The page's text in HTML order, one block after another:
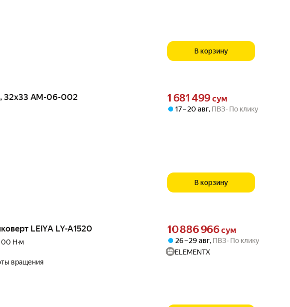
В корзину
32х33 AM-06-002 Цена 1681499 сум вместо
1 681 499сум
17 – 20 авг, ПВЗ По клику
В корзину
LEIYA LY-A1520
Н·м
вращения
Цена 10886966 сум вместо
10 886 966сум
26 – 29 авг, ПВЗ По клику
ELEMENTX